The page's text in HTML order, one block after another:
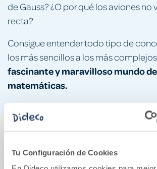
Tu Configuración de Cookies
de Gauss? ¿O por qué los aviones no
recta?
Consigue entender todo tipo de
los más sencillos a los más
fascinante y maravilloso mundo
matemáticas.
También podría